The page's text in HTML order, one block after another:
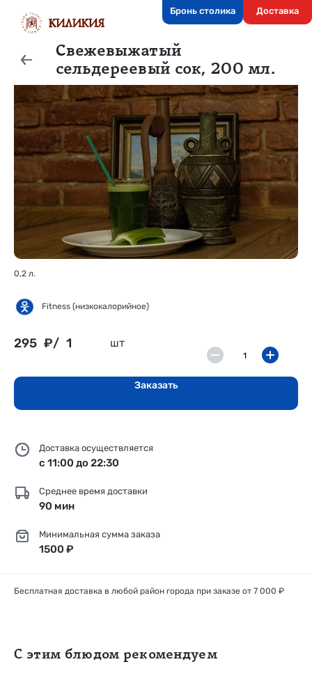
Свежевыжатый
сельдереевый сок, 200 мл.
0,2 л.
Fitness (низкокалорийное)
295 ₽/ 1 шт
Заказать
Доставка осуществляется
с 11:00 до 22:30
Среднее время доставки
90 мин
Минимальная сумма заказа
1500 ₽
Бесплатная доставка в любой район города при заказе от 7 000 ₽
С этим блюдом рекомендуем
Бронь столика Доставка